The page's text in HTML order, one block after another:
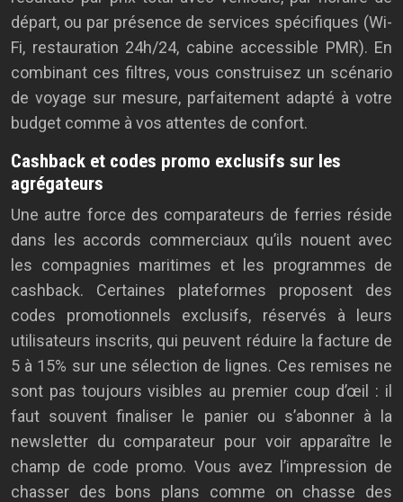
départ, ou par présence de services spécifiques (Wi-
Fi, restauration 24h/24, cabine accessible PMR). En
combinant ces filtres, vous construisez un scénario
de voyage sur mesure, parfaitement adapté à votre
budget comme à vos attentes de confort.
Cashback et codes promo exclusifs sur les
agrégateurs
Une autre force des comparateurs de ferries réside
dans les accords commerciaux qu’ils nouent avec
les compagnies maritimes et les programmes de
cashback. Certaines plateformes proposent des
codes promotionnels exclusifs, réservés à leurs
utilisateurs inscrits, qui peuvent réduire la facture de
5 à 15% sur une sélection de lignes. Ces remises ne
sont pas toujours visibles au premier coup d’œil : il
faut souvent finaliser le panier ou s’abonner à la
newsletter du comparateur pour voir apparaître le
champ de code promo. Vous avez l’impression de
chasser des bons plans comme on chasse des